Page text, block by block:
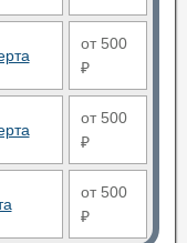
от 500
₽
от 500
₽
от 500
₽